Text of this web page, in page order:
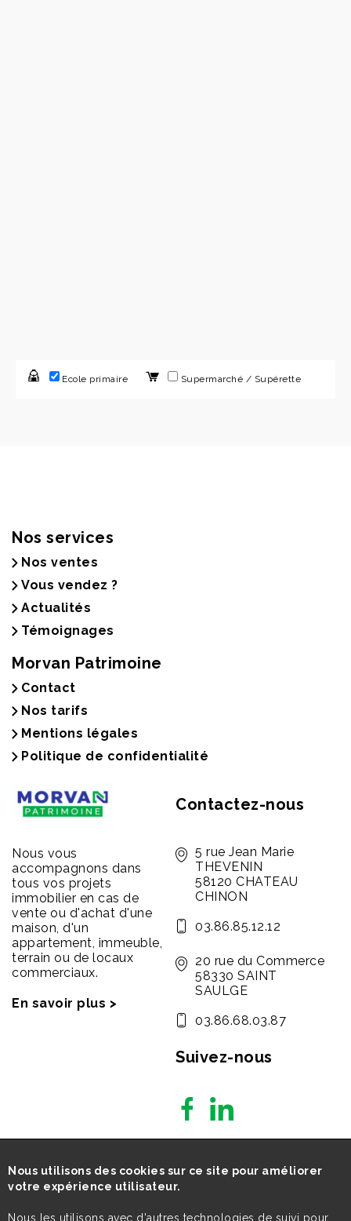
Ecole primaire Supermarché / Supérette
Nos services
Nos ventes
Vous vendez ?
Actualités
Témoignages
Morvan Patrimoine
Contact
Nos tarifs
Mentions légales
Politique de confidentialité
Nous vous
accompagnons dans
tous vos projets
immobilier en cas de
vente ou d'achat d'une
maison, d'un
appartement, immeuble,
terrain ou de locaux
commerciaux.
En savoir plus >
Contactez-nous
5 rue Jean Marie
THEVENIN
58120 CHATEAU
CHINON
03.86.85.12.12
20 rue du Commerce
58330 SAINT
SAULGE
03.86.68.03.87
Suivez-nous
Nous utilisons des cookies sur ce site pour améliorer
votre expérience utilisateur.
Nous les utilisons avec d'autres technologies de suivi pour